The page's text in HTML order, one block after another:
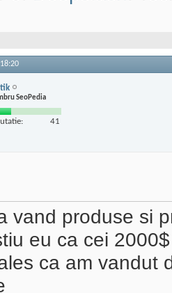
18:20
SeoPedia
41
vand produse si
eu ca cei
ca am vandut